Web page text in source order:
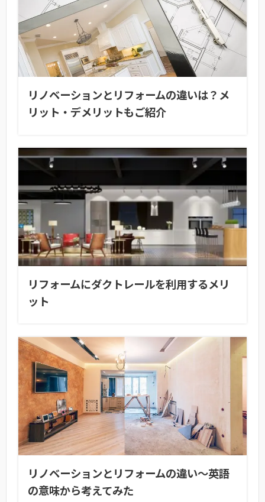
リノベーションとリフォームの違いは？メ
リット・デメリットもご紹介
リフォームにダクトレールを利用するメリ
ット
リノベーションとリフォームの違い〜英語
の意味から考えてみた